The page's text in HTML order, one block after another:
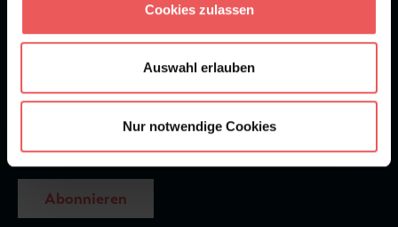
Cookies zulassen
Auswahl erlauben
Nur notwendige Cookies
Newsletter
Abonnieren